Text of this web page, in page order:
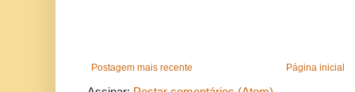
Postagem mais recente Página inicial